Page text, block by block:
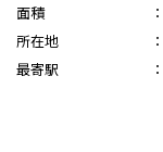
面積 ：
所在地
：
最寄駅
：